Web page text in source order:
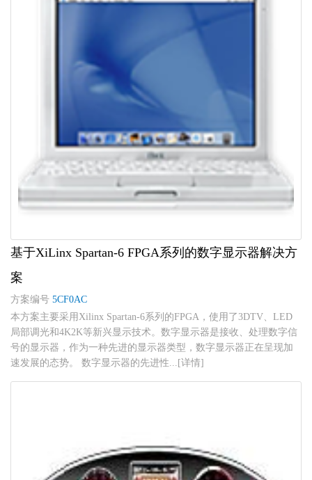
基于XiLinx Spartan-6 FPGA系列的数字显示器解决方
案
方案编号 5CF0AC
本方案主要采用Xilinx Spartan-6系列的FPGA，使用了3DTV、LED
局部调光和4K2K等新兴显示技术。数字显示器是接收、处理数字信
号的显示器，作为一种先进的显示器类型，数字显示器正在呈现加
速发展的态势。 数字显示器的先进性...[详情]